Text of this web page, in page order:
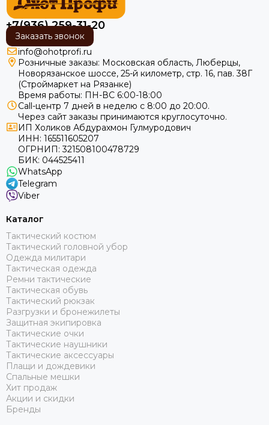
+7(936) 259-31-20
Заказать звонок
info@ohotprofi.ru
Розничные заказы: Московская область, Люберцы,
Новорязанское шоссе, 25-й километр, стр. 16, пав. 38Г
(Строймаркет на Рязанке)
Время работы: ПН-ВС 6:00-18:00
Call-центр 7 дней в неделю с 8:00 до 20:00.
Через сайт заказы принимаются круглосуточно.
ИП Холиков Абдурахмон Гулмуродович
ИНН: 165511605207
ОГРНИП: 321508100478729
БИК: 044525411
WhatsApp
Telegram
Viber
Каталог
Тактический костюм
Тактический головной убор
Одежда милитари
Тактическая одежда
Ремни тактические
Тактическая обувь
Тактический рюкзак
Разгрузки и бронежилеты
Защитная экипировка
Тактические очки
Тактические наушники
Тактические аксессуары
Плащи и дождевики
Спальные мешки
Хит продаж
Акции и скидки
Бренды